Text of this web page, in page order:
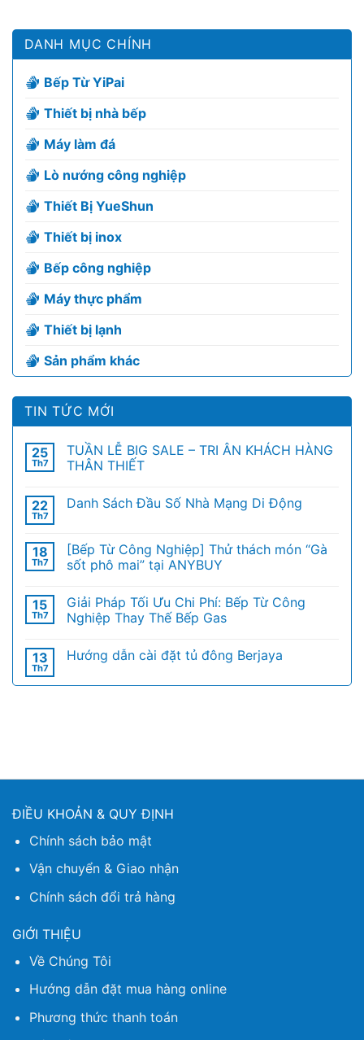
DANH MỤC CHÍNH
Bếp Từ YiPai
Thiết bị nhà bếp
Máy làm đá
Lò nướng công nghiệp
Thiết Bị YueShun
Thiết bị inox
Bếp công nghiệp
Máy thực phẩm
Thiết bị lạnh
Sản phẩm khác
TIN TỨC MỚI
25
Th7
TUẦN LỄ BIG SALE – TRI ÂN KHÁCH HÀNG
THÂN THIẾT
22
Th7
Danh Sách Đầu Số Nhà Mạng Di Động
18
Th7
[Bếp Từ Công Nghiệp] Thử thách món “Gà
sốt phô mai” tại ANYBUY
15
Th7
Giải Pháp Tối Ưu Chi Phí: Bếp Từ Công
Nghiệp Thay Thế Bếp Gas
13
Th7
Hướng dẫn cài đặt tủ đông Berjaya
ĐIỀU KHOẢN & QUY ĐỊNH
Chính sách bảo mật
Vận chuyển & Giao nhận
Chính sách đổi trả hàng
GIỚI THIỆU
Về Chúng Tôi
Hướng dẫn đặt mua hàng online
Phương thức thanh toán